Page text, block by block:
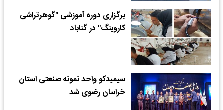
برگزاری دوره آموزشی "گوهرتراشی
کاروینگ" در گناباد
سیمیدکو واحد نمونه صنعتی استان
خراسان رضوی شد